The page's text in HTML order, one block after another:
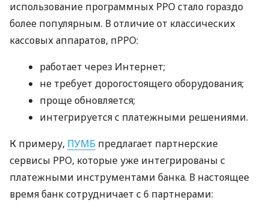
использование программных РРО стало гораздо
более популярным. В отличие от классических
кассовых аппаратов, пРРО:
работает через Интернет;
не требует дорогостоящего оборудования;
проще обновляется;
интегрируется с платежными решениями.
К примеру, ПУМБ предлагает партнерские
сервисы РРО, которые уже интегрированы с
платежными инструментами банка. В настоящее
время банк сотрудничает с 6 партнерами: